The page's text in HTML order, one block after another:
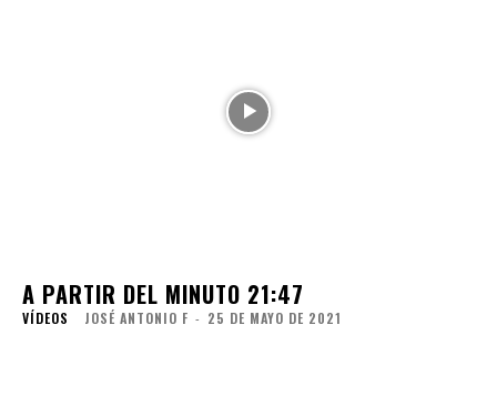
A PARTIR DEL MINUTO 21:47
VÍDEOS JOSÉ ANTONIO F - 25 DE MAYO DE 2021